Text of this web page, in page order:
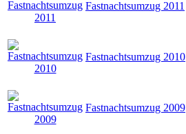
Fastnachtsumzug 2011
Fastnachtsumzug 2010
Fastnachtsumzug 2009